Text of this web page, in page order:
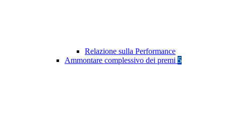
Relazione sulla Performance
Ammontare complessivo dei premi 5